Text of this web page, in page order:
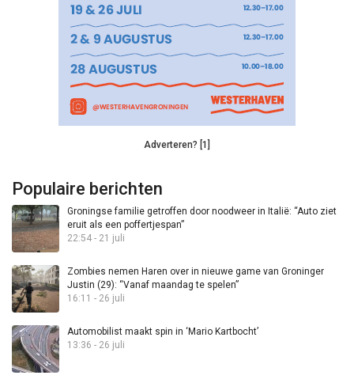
Adverteren? [1]
Populaire berichten
Groningse familie getroffen door noodweer in Italië: “Auto ziet
eruit als een poffertjespan”
22:54 - 21 juli
Zombies nemen Haren over in nieuwe game van Groninger
Justin (29): “Vanaf maandag te spelen”
16:11 - 26 juli
Automobilist maakt spin in ‘Mario Kartbocht’
13:36 - 26 juli